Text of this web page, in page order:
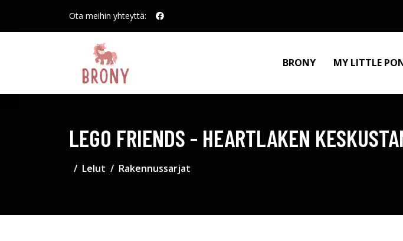
Ota meihin yhteyttä:
BRONY MY LITTLE
LEGO FRIENDS - HEARTLAKEN
Lelut Rakennussarjat